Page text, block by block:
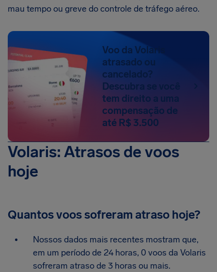
mau tempo ou greve do controle de tráfego aéreo.
Voo da Volaris
atrasado ou
cancelado?
Descubra se você
tem direito a uma
compensação de
até R$ 3.500
Volaris: Atrasos de voos
hoje
Quantos voos sofreram atraso hoje?
Nossos dados mais recentes mostram que,
em um período de 24 horas, 0 voos da Volaris
sofreram atraso de 3 horas ou mais.